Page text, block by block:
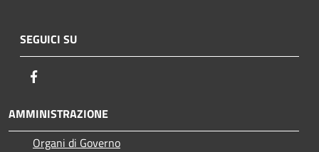
SEGUICI SU
AMMINISTRAZIONE
Organi di Governo